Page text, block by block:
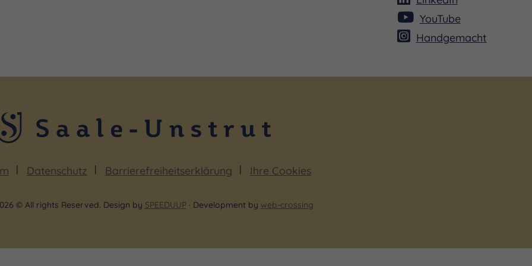
YouTube
Handgemacht
Datenschutz Barrierefreiheitserklärung Ihre Cookies
© All rights Reserved. Design by SPEEDUUP· Development by web-crossing